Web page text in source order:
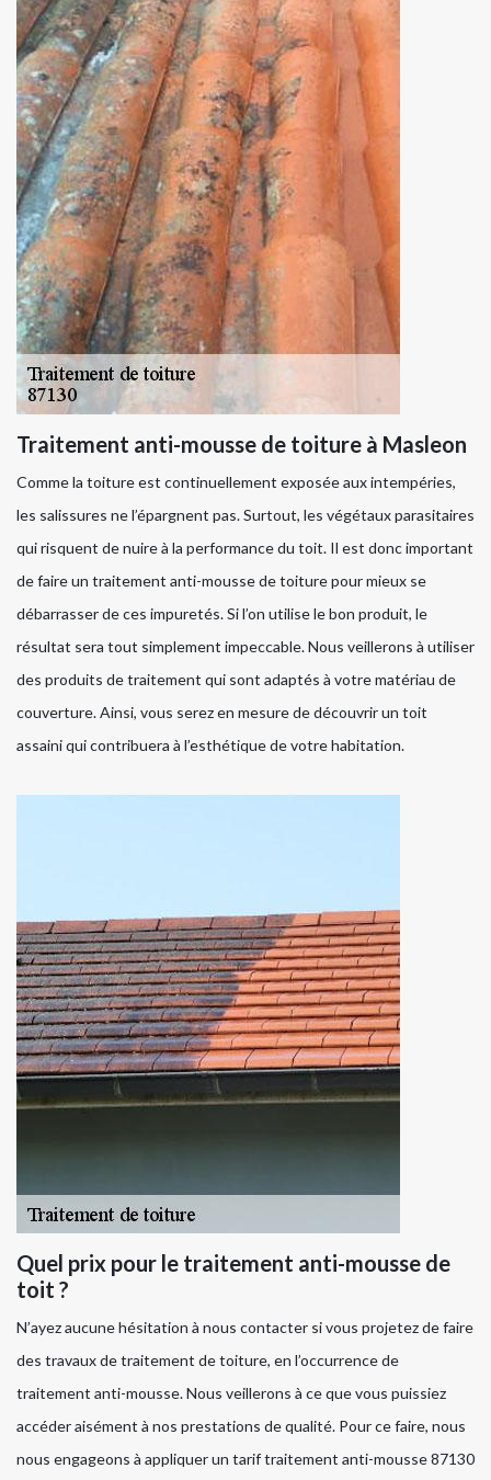
Traitement anti-mousse de toiture à Masleon
Comme la toiture est continuellement exposée aux intempéries,
les salissures ne l’épargnent pas. Surtout, les végétaux parasitaires
qui risquent de nuire à la performance du toit. Il est donc important
de faire un traitement anti-mousse de toiture pour mieux se
débarrasser de ces impuretés. Si l’on utilise le bon produit, le
résultat sera tout simplement impeccable. Nous veillerons à utiliser
des produits de traitement qui sont adaptés à votre matériau de
couverture. Ainsi, vous serez en mesure de découvrir un toit
assaini qui contribuera à l’esthétique de votre habitation.
Quel prix pour le traitement anti-mousse de
toit ?
N’ayez aucune hésitation à nous contacter si vous projetez de faire
des travaux de traitement de toiture, en l’occurrence de
traitement anti-mousse. Nous veillerons à ce que vous puissiez
accéder aisément à nos prestations de qualité. Pour ce faire, nous
nous engageons à appliquer un tarif traitement anti-mousse 87130